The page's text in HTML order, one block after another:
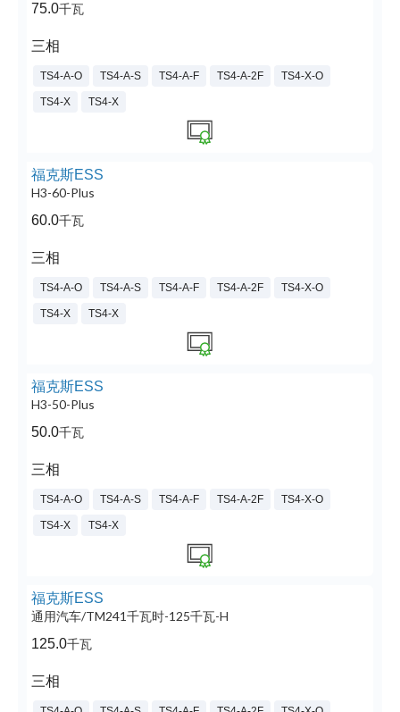
75.0千瓦
三相
TS4-A-O TS4-A-S TS4-A-F TS4-A-2F TS4-X-O
TS4-X TS4-X
福克斯ESS
H3-60-Plus
60.0千瓦
三相
TS4-A-O TS4-A-S TS4-A-F TS4-A-2F TS4-X-O
TS4-X TS4-X
福克斯ESS
H3-50-Plus
50.0千瓦
三相
TS4-A-O TS4-A-S TS4-A-F TS4-A-2F TS4-X-O
TS4-X TS4-X
福克斯ESS
通用汽车/TM241千瓦时-125千瓦-H
125.0千瓦
三相